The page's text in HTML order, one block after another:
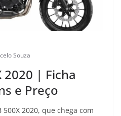
Souza
2020 | Ficha
e Preço
2020, que chega com